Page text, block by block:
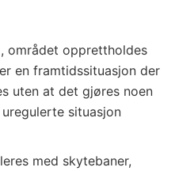
området opprettholdes
en framtidssituasjon der
uten at det gjøres noen
situasjon
med skytebaner,